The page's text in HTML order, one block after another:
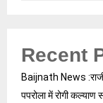
Recent
Baijnath News
पपरोला में रोगी